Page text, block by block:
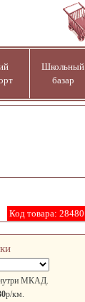
Школьный
базар
Код товара: 28480
МКАД.
р/км.